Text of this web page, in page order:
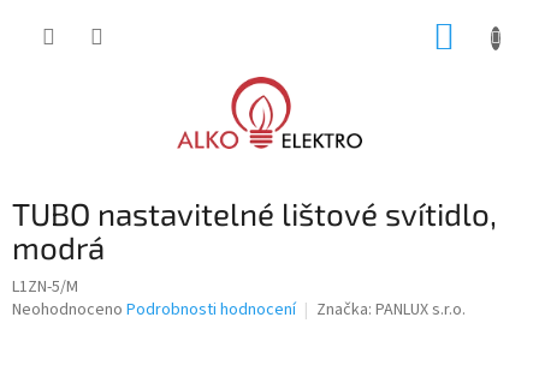
TUBO nastavitelné lištové svítidlo,
modrá
L1ZN-5/M
Průměrné
Neohodnoceno Podrobnosti hodnocení Značka: PANLUX s.r.o.